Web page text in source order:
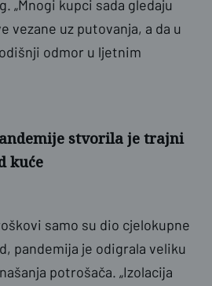
„Mnogi kupci sada gledaju
vezane uz putovanja, a da u
odmor u ljetnim
stvorila je trajni
kuće
samo su dio cjelokupne
pandemija je odigrala veliku
potrošača. „Izolacija